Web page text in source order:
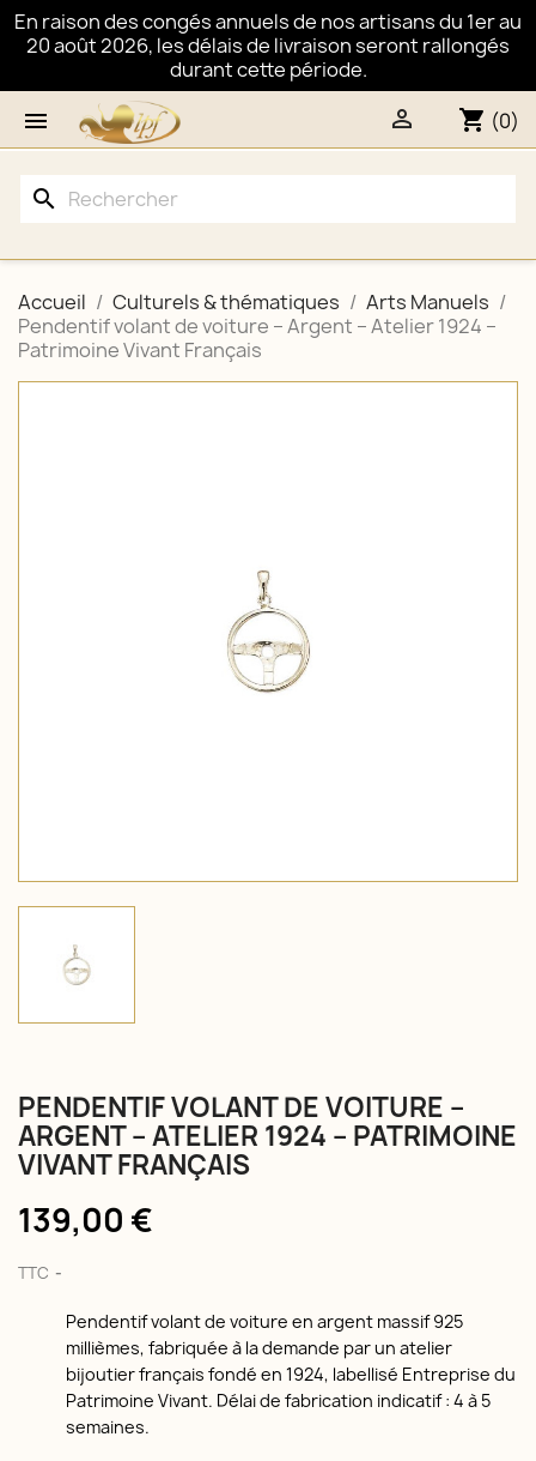
En raison des congés annuels de nos artisans du 1er au
20 août 2026, les délais de livraison seront rallongés
durant cette période.
 shopping_cart (0)

search
Accueil Culturels & thématiques
Arts Manuels
Pendentif volant de voiture – Argent – Atelier 1924 –
Patrimoine Vivant Français
PENDENTIF VOLANT DE VOITURE –
ARGENT – ATELIER 1924 – PATRIMOINE
VIVANT FRANÇAIS
139,00 €
TTC
Pendentif volant de voiture en argent massif 925
millièmes, fabriquée à la demande par un atelier
bijoutier français fondé en 1924, labellisé Entreprise du
Patrimoine Vivant. Délai de fabrication indicatif : 4 à 5
semaines.